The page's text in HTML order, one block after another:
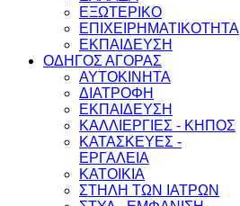
ΕΞΩΤΕΡΙΚΟ
ΕΠΙΧΕΙΡΗΜΑΤΙΚΟΤΗΤΑ
ΕΚΠΑΙΔΕΥΣΗ
ΟΔΗΓΟΣ ΑΓΟΡΑΣ
ΑΥΤΟΚΙΝΗΤΑ
ΔΙΑΤΡΟΦΗ
ΕΚΠΑΙΔΕΥΣΗ
ΚΑΛΛΙΕΡΓΙΕΣ - ΚΗΠΟΣ
ΚΑΤΑΣΚΕΥΕΣ -
ΕΡΓΑΛΕΙΑ
ΚΑΤΟΙΚΙΑ
ΣΤΗΛΗ ΤΩΝ ΙΑΤΡΩΝ